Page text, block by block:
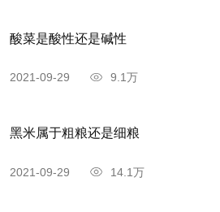
酸菜是酸性还是碱性
2021-09-29 9.1万
黑米属于粗粮还是细粮
2021-09-29 14.1万